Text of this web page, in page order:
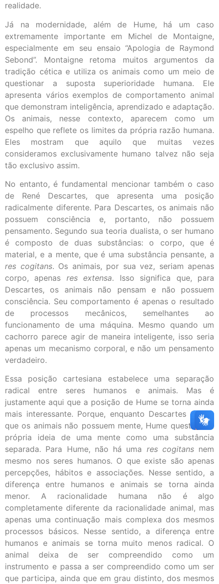
realidade.
Já na modernidade, além de Hume, há um caso
extremamente importante em Michel de Montaigne,
especialmente em seu ensaio “Apologia de Raymond
Sebond”. Montaigne retoma muitos argumentos da
tradição cética e utiliza os animais como um meio de
questionar a suposta superioridade humana. Ele
apresenta vários exemplos de comportamento animal
que demonstram inteligência, aprendizado e adaptação.
Os animais, nesse contexto, aparecem como um
espelho que reflete os limites da própria razão humana.
Eles mostram que aquilo que muitas vezes
consideramos exclusivamente humano talvez não seja
tão exclusivo assim.
No entanto, é fundamental mencionar também o caso
de René Descartes, que apresenta uma posição
radicalmente diferente. Para Descartes, os animais não
possuem consciência e, portanto, não possuem
pensamento. Segundo sua teoria dualista, o ser humano
é composto de duas substâncias: o corpo, que é
material, e a mente, que é uma substância pensante, a
res cogitans. Os animais, por sua vez, seriam apenas
corpo, apenas res extensa. Isso significa que, para
Descartes, os animais não pensam e não possuem
consciência. Seu comportamento é apenas o resultado
de processos mecânicos, semelhantes ao
funcionamento de uma máquina. Mesmo quando um
cachorro parece agir de maneira inteligente, isso seria
apenas um mecanismo corporal, e não um pensamento
verdadeiro.
Essa posição cartesiana estabelece uma separação
radical entre seres humanos e animais. Mas é
justamente aqui que a posição de Hume se torna ainda
mais interessante. Porque, enquanto Descartes afirma
que os animais não possuem mente, Hume questiona a
própria ideia de uma mente como uma substância
separada. Para Hume, não há uma res cogitans nem
mesmo nos seres humanos. O que existe são apenas
percepções, hábitos e associações. Nesse sentido, a
diferença entre humanos e animais se torna ainda
menor. A racionalidade humana não é algo
completamente diferente da racionalidade animal, mas
apenas uma continuação mais complexa dos mesmos
processos básicos. Nesse sentido, a diferença entre
humanos e animais se torna muito menos radical. O
animal deixa de ser compreendido como um
instrumento e passa a ser compreendido como um ser
que participa, ainda que em grau distinto, dos mesmos